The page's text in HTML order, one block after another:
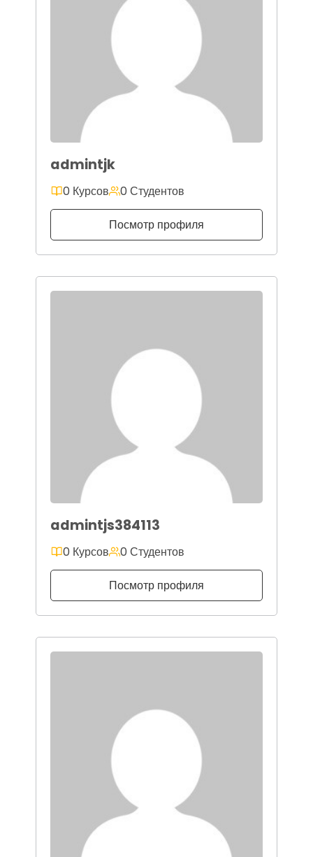
admintjk
0 Курсов 0 Студентов
Посмотр профиля
admintjs384113
0 Курсов 0 Студентов
Посмотр профиля